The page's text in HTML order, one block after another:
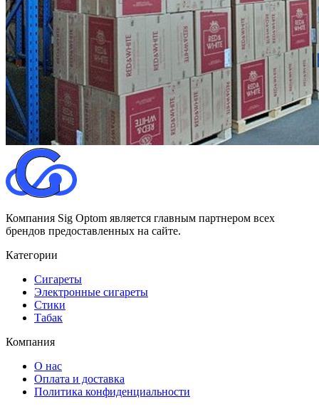
Компания Sig Optom является главным партнером всех
брендов предоставленных на сайте.
Категории
Сигареты
Электронные сигареты
Стики
Табак
Компания
О нас
Оплата и доставка
Политика конфиденциальности